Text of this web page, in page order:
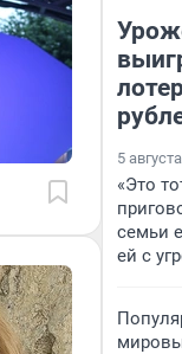
5 августа
«Это
семьи
ей с